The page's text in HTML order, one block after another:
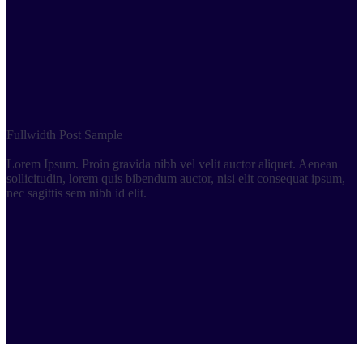
Fullwidth Post Sample
Lorem Ipsum. Proin gravida nibh vel velit auctor aliquet. Aenean
sollicitudin, lorem quis bibendum auctor, nisi elit consequat ipsum,
nec sagittis sem nibh id elit.